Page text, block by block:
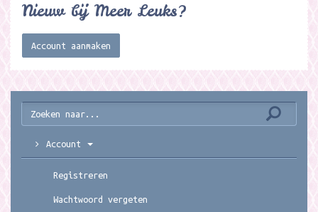
Nieuw bij Meer Leuks?
Account aanmaken
Account
Registreren
Wachtwoord vergeten